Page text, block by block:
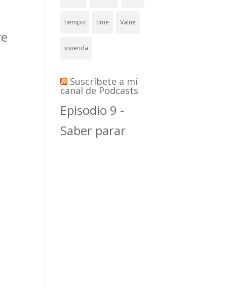
tiempo time Value
vivienda
Suscríbete a mi
canal de Podcasts
Episodio 9 -
Saber parar